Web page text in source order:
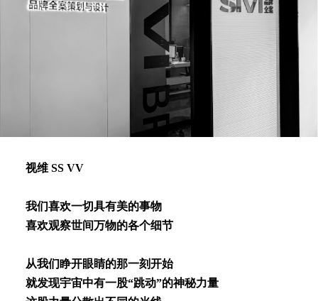
视维 SS VV
我们喜欢⼀切具有美的事物
喜欢观察世间万物的各个细节
从我们睁开眼睛的那⼀刻开始
就发现宇宙中有⼀股“跳动”的神秘⼒量